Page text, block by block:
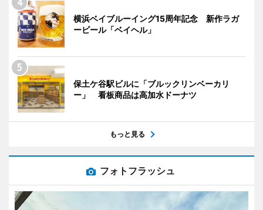
横浜ベイブルーイング15周年記念 新作ラガ
ービール「ベイヘル」
保土ケ谷駅ビルに「ブルックリンベーカリ
ー」 看板商品は高加水ドーナツ
もっと見る
フォトフラッシュ